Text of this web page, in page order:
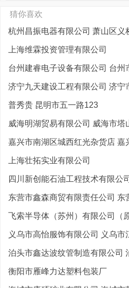
猜你喜欢
杭州昌振电器有限公司 萧山区义
上海维霖投资管理有限公司
台州建睿电子设备有限公司 台州
济宁九天建设工程有限公司 济
普秀贵 昆明市五一路123
威海明湖贸易有限公司 威海市塔
嘉兴市南湖区城西红光杂货店
上海壮拓实业有限公司
四川新创能石油工程技术有限公
东营市鑫森商贸有限责任公司 东
飞索半导体（苏州）有限公司（
义乌市高怡服饰有限公司 义乌
泊头市鑫达波纹管制造有限公司
衡阳市雁峰力达塑料包装厂